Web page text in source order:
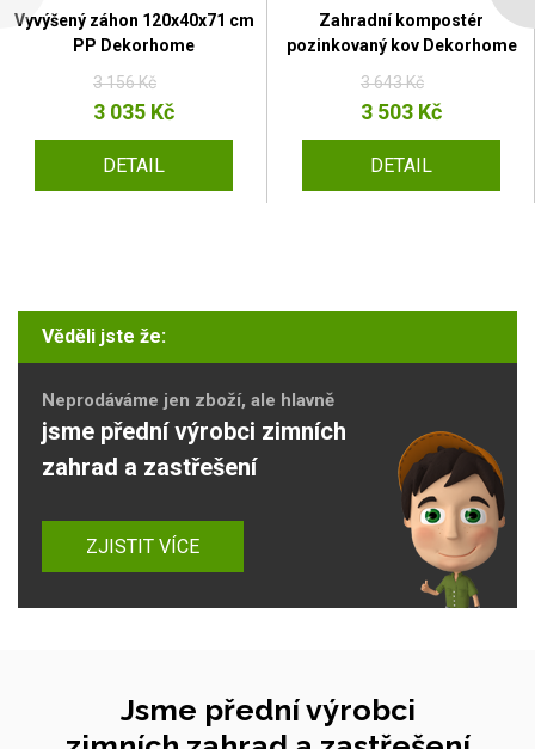
Vyvýšený záhon 120x40x71 cm
PP Dekorhome
3 156 Kč
3 035 Kč
DETAIL
Zahradní kompostér
pozinkovaný kov Dekorhome
3 643 Kč
3 503 Kč
DETAIL
Věděli jste že:
Neprodáváme jen zboží, ale hlavně
jsme přední výrobci zimních
zahrad a zastřešení
ZJISTIT VÍCE
Jsme přední výrobci